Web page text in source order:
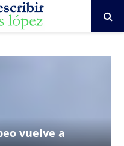
vuelve a